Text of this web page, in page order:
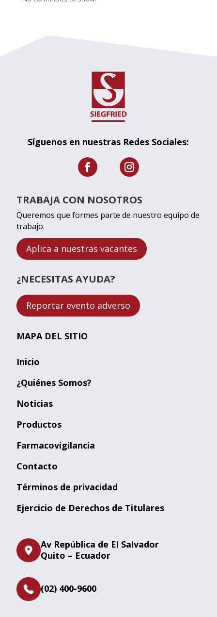
Síguenos en nuestras Redes Sociales:
TRABAJA CON NOSOTROS
Queremos que formes parte de nuestro equipo de
trabajo.
Aplica a nuestras vacantes
¿NECESITAS AYUDA?
Reportar evento adverso
MAPA DEL SITIO
Inicio
¿Quiénes Somos?
Noticias
Productos
Farmacovigilancia
Contacto
Términos de privacidad
Ejercicio de Derechos de Titulares
Av República de El Salvador
Quito – Ecuador
(02) 400-9600